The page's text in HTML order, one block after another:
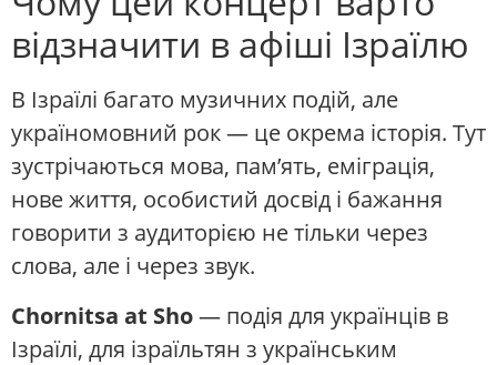
відзначити в афіші Ізраїлю
В Ізраїлі багато музичних подій, але
україномовний рок — це окрема історія. Тут
зустрічаються мова, пам’ять, еміграція,
нове життя, особистий досвід і бажання
говорити з аудиторією не тільки через
слова, але і через звук.
Chornitsa at Sho— подія для українців в
Ізраїлі, для ізраїльтян з українським